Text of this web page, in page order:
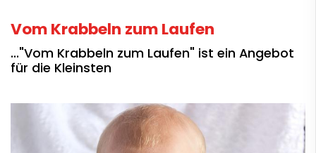
Vom Krabbeln zum Laufen
..."Vom Krabbeln zum Laufen" ist ein Angebot
für die Kleinsten